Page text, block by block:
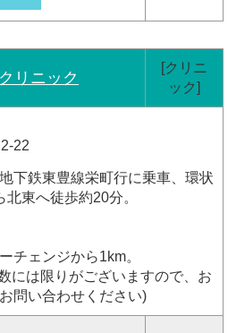
リニック
[クリニ
ック]
22
下鉄東豊線栄町行に乗車、環状
東へ徒歩約20分。
チェンジから1km。
には限りがございますので、お
問い合わせください)